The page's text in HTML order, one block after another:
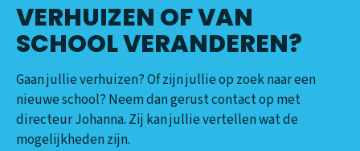
VERHUIZEN OF VAN
SCHOOL VERANDEREN?
Gaan jullie verhuizen? Of zijn jullie op zoek naar een
nieuwe school? Neem dan gerust contact op met
directeur Johanna. Zij kan jullie vertellen wat de
mogelijkheden zijn.